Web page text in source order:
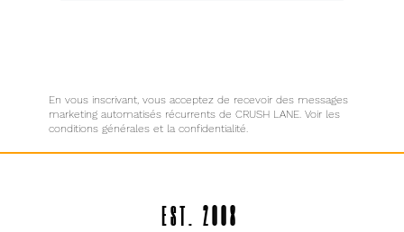
En vous inscrivant, vous acceptez de recevoir des messages
marketing automatisés récurrents de CRUSH LANE. Voir les
conditions générales et la confidentialité.
EST. 2008